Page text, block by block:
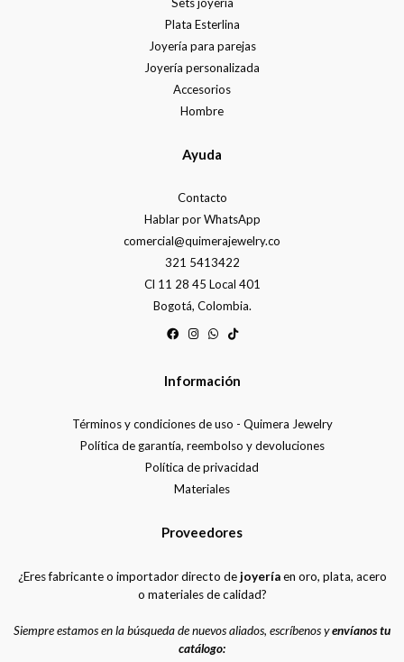
Sets joyería
Plata Esterlina
Joyería para parejas
Joyería personalizada
Accesorios
Hombre
Ayuda
Contacto
Hablar por WhatsApp
comercial@quimerajewelry.co
321 5413422
Cl 11 28 45 Local 401
Bogotá, Colombia.
Información
Términos y condiciones de uso - Quimera Jewelry
Política de garantía, reembolso y devoluciones
Política de privacidad
Materiales
Proveedores
¿Eres fabricante o importador directo dejoyeríaen oro, plata, acero
o materiales de calidad?
Siempre estamos en la búsqueda de nuevos aliados, escríbenos yenvíanos tu
catálogo: